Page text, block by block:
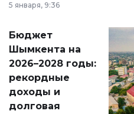
принести
народу
Венесуэлы.
5 января, 9:36
Бюджет
Шымкента на
2026–2028 годы:
рекордные
доходы и
долговая